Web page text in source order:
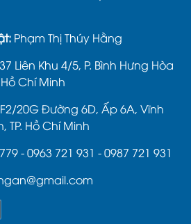
Phạm Thị Thúy Hằng
Liên Khu 4/5, P. Bình Hưng Hòa
Hồ Chí Minh
F2/20G Đường 6D, Ấp 6A, Vĩnh
TP. Hồ Chí Minh
- 0963 721 931 - 0987 721 931